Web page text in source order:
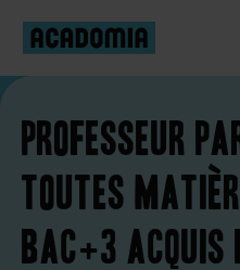
Professeur
toutes
Bac+3 acquis